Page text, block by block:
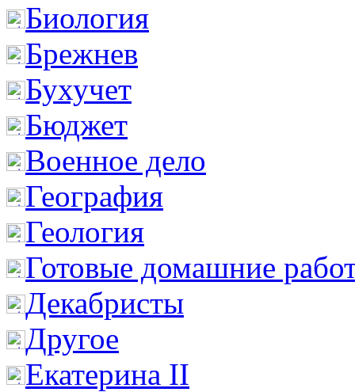
Биология
Брежнев
Бухучет
Бюджет
Военное дело
География
Геология
Готовые домашние
Декабристы
Другое
Екатерина II